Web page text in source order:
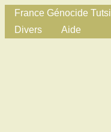
France Génocide Tutsi
Divers
Aide